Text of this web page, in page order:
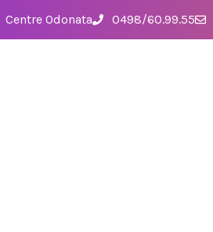
Centre Odonata 0498/60.99.55